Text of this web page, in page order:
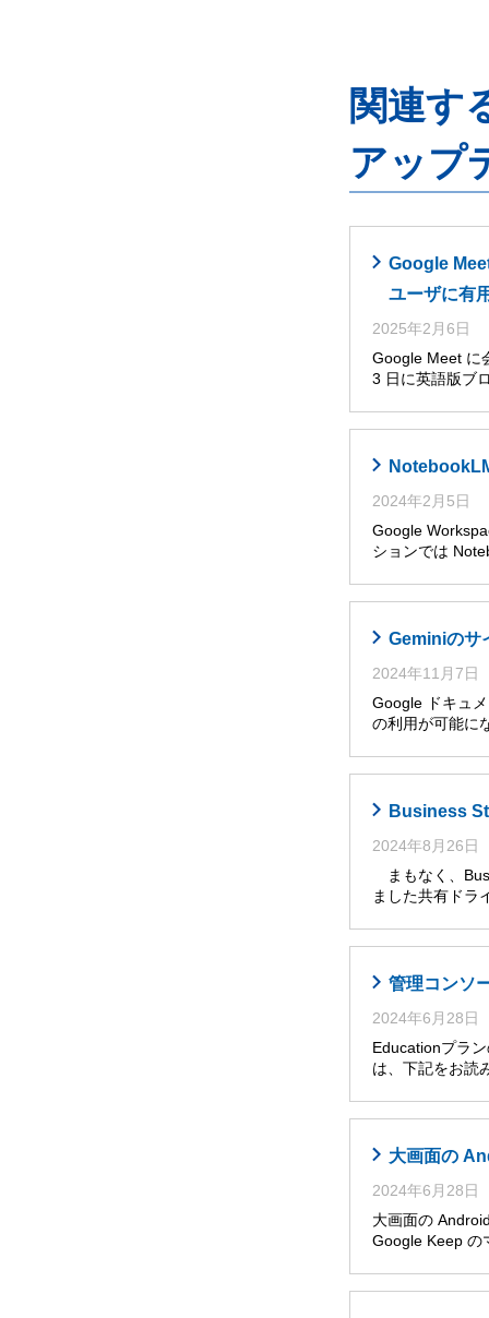
関連す
アップ
Google
ユーザに有
2025年2月6日
Google Meet に
3 日に英語版ブ
2024年2月5日
Google
ションでは
Geminiのサ
2024年11月7日
Google ドキュ
の利用が可能に
Business
2024年8月26日
まもなく、
ました共有ドラ
管理コンソ
2024年6月28日
Educationプラ
は、下記をお
大画面の
2024年6月28日
大画面の
Google Keep の